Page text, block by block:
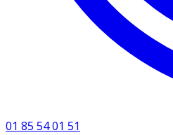
01 85 54 01 51